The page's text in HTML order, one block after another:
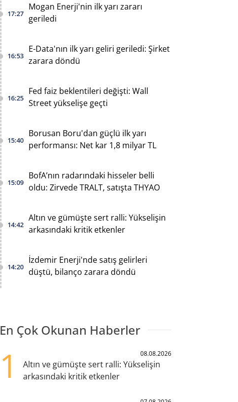
17:27
Mogan Enerji'nin ilk yarı zararı
geriledi
16:53
E-Data'nın ilk yarı geliri geriledi: Şirket
zarara döndü
16:25
Fed faiz beklentileri değişti: Wall
Street yükselişe geçti
15:40
Borusan Boru'dan güçlü ilk yarı
performansı: Net kar 1,8 milyar TL
15:09
BofA’nın radarındaki hisseler belli
oldu: Zirvede TRALT, satışta THYAO
14:42
Altın ve gümüşte sert ralli: Yükselişin
arkasındaki kritik etkenler
14:20
İzdemir Enerji'nde satış gelirleri
düştü, bilanço zarara döndü
En Çok Okunan Haberler
1 08.08.2026
Altın ve gümüşte sert ralli: Yükselişin
arkasındaki kritik etkenler